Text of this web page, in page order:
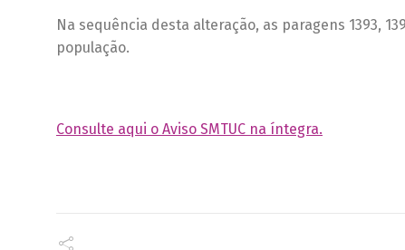
Na sequência desta alteração, as paragens 1393,
população.
Consulte aqui o Aviso SMTUC na íntegra.